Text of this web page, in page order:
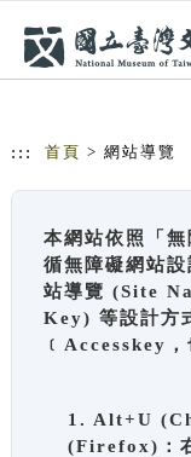
::: 首頁 > 網站導覽
本網站依照「
循無障礙網站
站導覽 (Site
Key) 等設計方
﹝Accesskey，
1. Alt+U
(Firefox)：